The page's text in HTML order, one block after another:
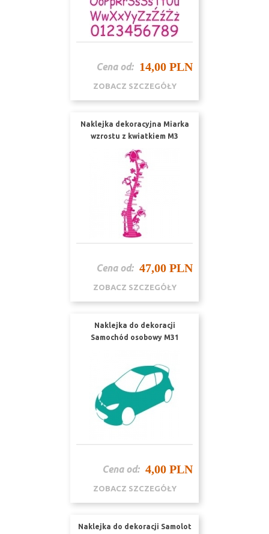
Cena od: 14,00 PLN
ZOBACZ SZCZEGÓŁY
Naklejka dekoracyjna Miarka
wzrostu z kwiatkiem M3
Cena od: 47,00 PLN
ZOBACZ SZCZEGÓŁY
Naklejka do dekoracji
Samochód osobowy M31
Cena od: 4,00 PLN
ZOBACZ SZCZEGÓŁY
Naklejka do dekoracji Samolot